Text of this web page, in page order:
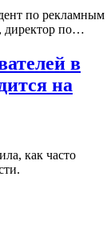
по рекламным
директор по…
в
на
как часто